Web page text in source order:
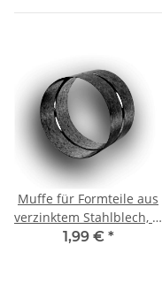
Muffe für Formteile aus
verzinktem Stahlblech, Ø
100 mm, Lüftung
1,99 € *